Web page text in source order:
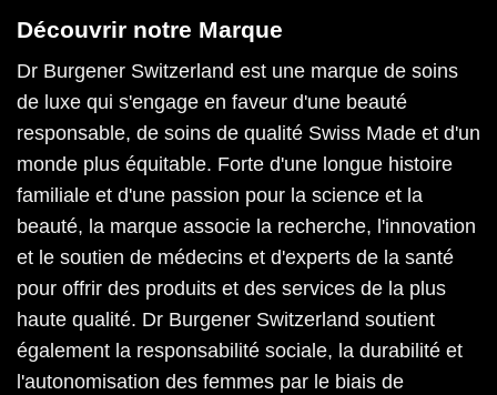
Découvrir notre Marque
Dr Burgener Switzerland est une marque de soins
de luxe qui s'engage en faveur d'une beauté
responsable, de soins de qualité Swiss Made et d'un
monde plus équitable. Forte d'une longue histoire
familiale et d'une passion pour la science et la
beauté, la marque associe la recherche, l'innovation
et le soutien de médecins et d'experts de la santé
pour offrir des produits et des services de la plus
haute qualité. Dr Burgener Switzerland soutient
également la responsabilité sociale, la durabilité et
l'autonomisation des femmes par le biais de